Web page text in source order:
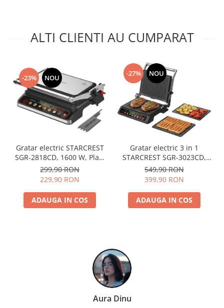
ALTI CLIENTI AU CUMPARAT
-23% NOU
Gratar electric STARCREST
SGR-2818CD, 1600 W, Placi
detasabile cu invelis
ceramic, Control digital, 7
moduri de gătire presetate,
Deschidere la 180°,
Suprafata de gatire 28.8 x
299,90 RON
229,90 RON
ADAUGA IN COS
-27% NOU
Gratar electric 3 in 1
STARCREST SGR-3023CD,
2000 W, 3 tipuri de placi
detasabile cu invelis
ceramic, Control digital, 7
moduri de gătire presetate,
Suprafata de gatire 30 x 23
549,90 RON
399,90 RON
ADAUGA IN COS
Aura Dinu